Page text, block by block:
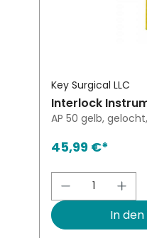
Key Surgical LLC
Interlock
AP 50 gelb,
45,99 €*
Produkt
In